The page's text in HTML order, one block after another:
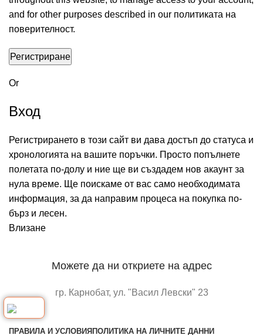
and for other purposes described in our политиката на
поверителност.
Регистриране
Or
Вход
Регистрирането в този сайт ви дава достъп до статуса и
хронологията на вашите поръчки. Просто попълнете
полетата по-долу и ние ще ви създадем нов акаунт за
нула време. Ще поискаме от вас само необходимата
информация, за да направим процеса на покупка по-
бърз и лесен.
Влизане
Можете да ни откриете на адрес
гр. Карнобат, ул. "Васил Левски" 23
ПРАВИЛА И УСЛОВИЯ ПОЛИТИКА НА ЛИЧНИТЕ ДАННИ